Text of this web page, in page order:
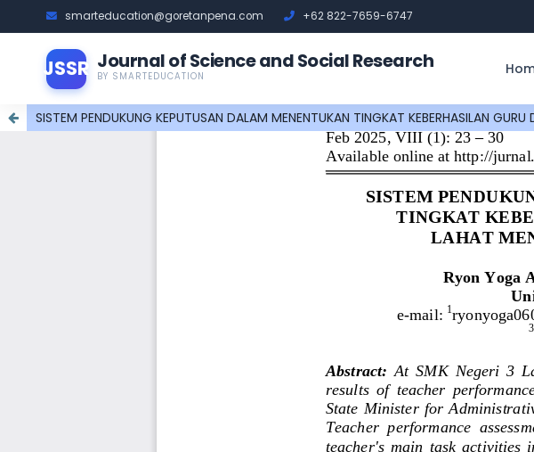
smarteducation@goretanpena.com +62 822-7659-6747
JSSR Journal of Science and Social Research
BY SMARTEDUCATION
SISTEM PENDUKUNG KEPUTUSAN DALAM MENENTUKAN TINGKAT KEBERHASILAN